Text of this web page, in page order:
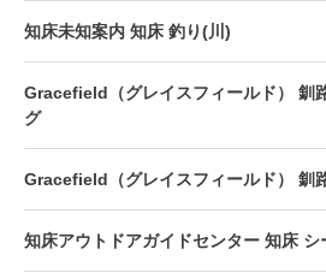
知床未知案内 知床 釣り(川)
Gracefield（グレイスフィールド） 釧
グ
Gracefield（グレイスフィールド） 釧
知床アウトドアガイドセンター 知床 シ